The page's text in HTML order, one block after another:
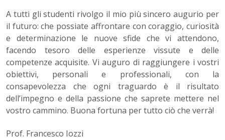
A tutti gli studenti rivolgo il mio più sincero augurio per
il futuro: che possiate affrontare con coraggio, curiosità
e determinazione le nuove sfide che vi attendono,
facendo tesoro delle esperienze vissute e delle
competenze acquisite. Vi auguro di raggiungere i vostri
obiettivi, personali e professionali, con la
consapevolezza che ogni traguardo è il risultato
dell’impegno e della passione che saprete mettere nel
vostro cammino. Buona fortuna per tutto ciò che verrà!
Prof. Francesco Iozzi